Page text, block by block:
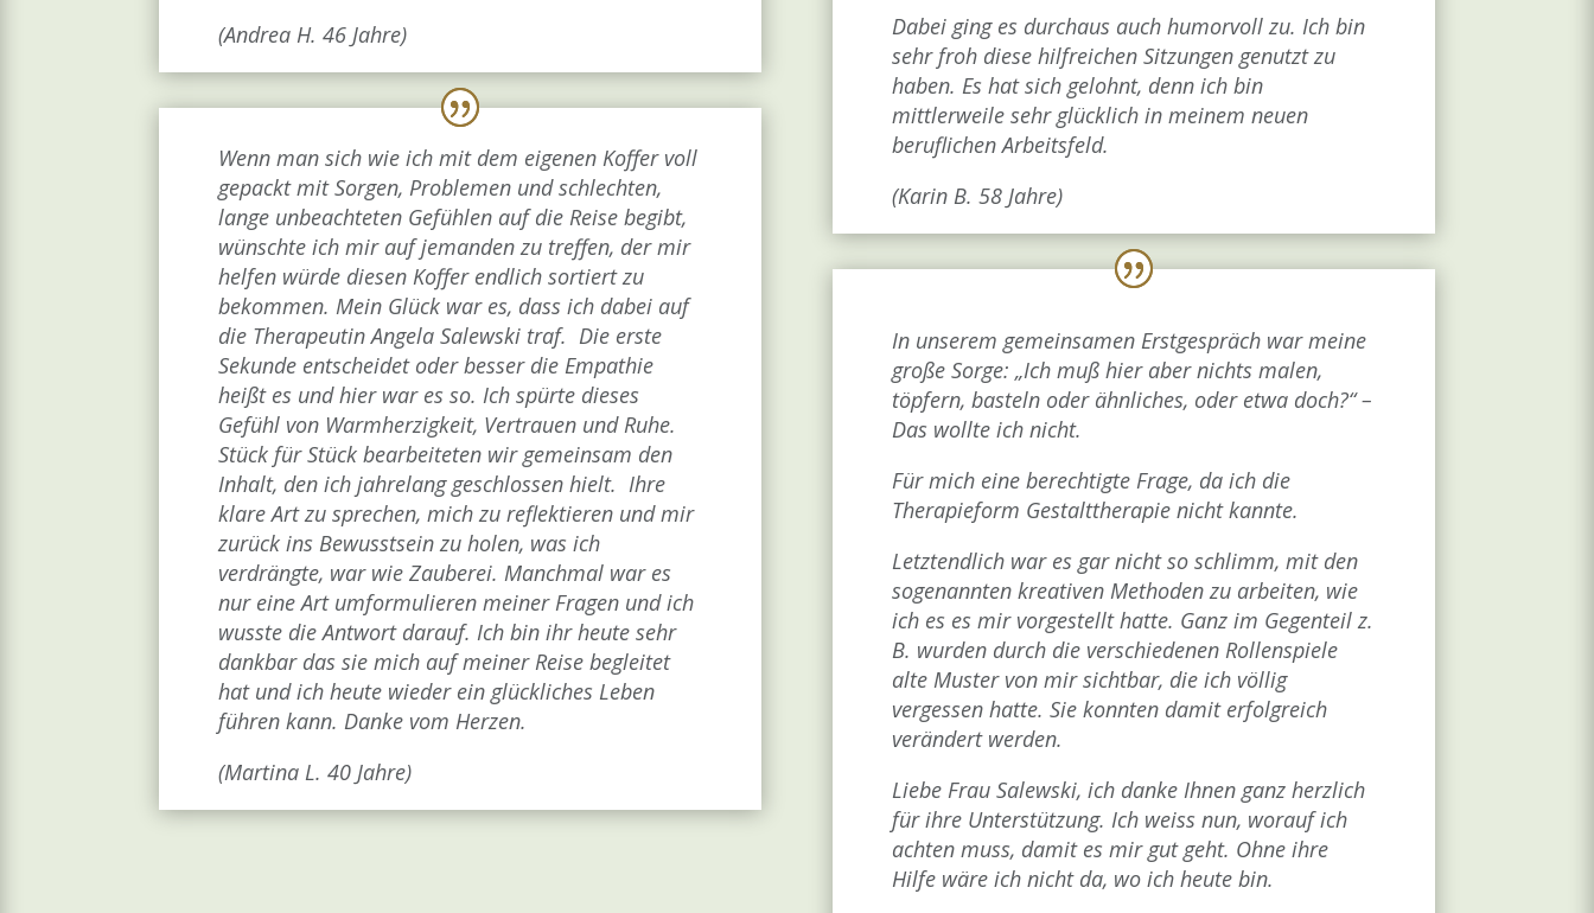
(Andrea H. 46 Jahre)
Wenn man sich wie ich mit dem eigenen Koffer voll
gepackt mit Sorgen, Problemen und schlechten,
lange unbeachteten Gefühlen auf die Reise begibt,
wünschte ich mir auf jemanden zu treffen, der mir
helfen würde diesen Koffer endlich sortiert zu
bekommen. Mein Glück war es, dass ich dabei auf
die Therapeutin Angela Salewski traf. Die erste
Sekunde entscheidet oder besser die Empathie
heißt es und hier war es so. Ich spürte dieses
Gefühl von Warmherzigkeit, Vertrauen und Ruhe.
Stück für Stück bearbeiteten wir gemeinsam den
Inhalt, den ich jahrelang geschlossen hielt. Ihre
klare Art zu sprechen, mich zu reflektieren und mir
zurück ins Bewusstsein zu holen, was ich
verdrängte, war wie Zauberei. Manchmal war es
nur eine Art umformulieren meiner Fragen und ich
wusste die Antwort darauf. Ich bin ihr heute sehr
dankbar das sie mich auf meiner Reise begleitet
hat und ich heute wieder ein glückliches Leben
führen kann. Danke vom Herzen.
(Martina L. 40 Jahre)
Dabei ging es durchaus auch humorvoll zu. Ich bin
sehr froh diese hilfreichen Sitzungen genutzt zu
haben. Es hat sich gelohnt, denn ich bin
mittlerweile sehr glücklich in meinem neuen
beruflichen Arbeitsfeld.
(Karin B. 58Jahre)
In unserem gemeinsamen Erstgespräch war meine
große Sorge: „Ich muß hier aber nichts malen,
töpfern, basteln oder ähnliches, oder etwa doch?“ –
Das wollte ich nicht.
Für mich eine berechtigte Frage, da ich die
Therapieform Gestalttherapie nicht kannte.
Letztendlich war es gar nicht so schlimm, mit den
sogenannten kreativen Methoden zu arbeiten, wie
ich es es mir vorgestellt hatte. Ganz im Gegenteil z.
B. wurden durch die verschiedenen Rollenspiele
alte Muster von mir sichtbar, die ich völlig
vergessen hatte. Sie konnten damit erfolgreich
verändert werden.
Liebe Frau Salewski, ich danke Ihnen ganz herzlich
für ihre Unterstützung. Ich weiss nun, worauf ich
achten muss, damit es mir gut geht. Ohne ihre
Hilfe wäre ich nicht da, wo ich heute bin.